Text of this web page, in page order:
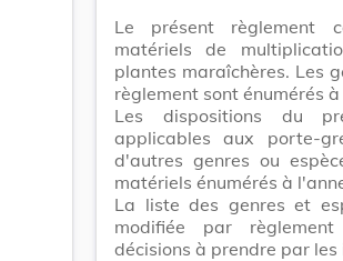
Le présent règlement
matériels de
plantes maraîchères. Les
règlement sont énumérés
Les dispositions du
applicables aux porte-
d'autres genres ou
matériels énumérés à
La liste des genres et
modifiée par
décisions à prendre par